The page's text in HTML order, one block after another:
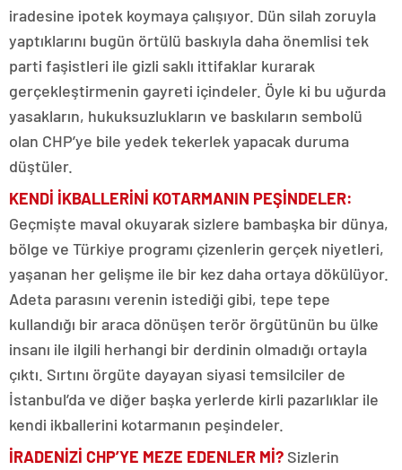
iradesine ipotek koymaya çalışıyor. Dün silah zoruyla
yaptıklarını bugün örtülü baskıyla daha önemlisi tek
parti faşistleri ile gizli saklı ittifaklar kurarak
gerçekleştirmenin gayreti içindeler. Öyle ki bu uğurda
yasakların, hukuksuzlukların ve baskıların sembolü
olan CHP’ye bile yedek tekerlek yapacak duruma
düştüler.
KENDİ İKBALLERİNİ KOTARMANIN PEŞİNDELER:
Geçmişte maval okuyarak sizlere bambaşka bir dünya,
bölge ve Türkiye programı çizenlerin gerçek niyetleri,
yaşanan her gelişme ile bir kez daha ortaya dökülüyor.
Adeta parasını verenin istediği gibi, tepe tepe
kullandığı bir araca dönüşen terör örgütünün bu ülke
insanı ile ilgili herhangi bir derdinin olmadığı ortayla
çıktı. Sırtını örgüte dayayan siyasi temsilciler de
İstanbul’da ve diğer başka yerlerde kirli pazarlıklar ile
kendi ikballerini kotarmanın peşindeler.
İRADENİZİ CHP’YE MEZE EDENLER Mİ? Sizlerin